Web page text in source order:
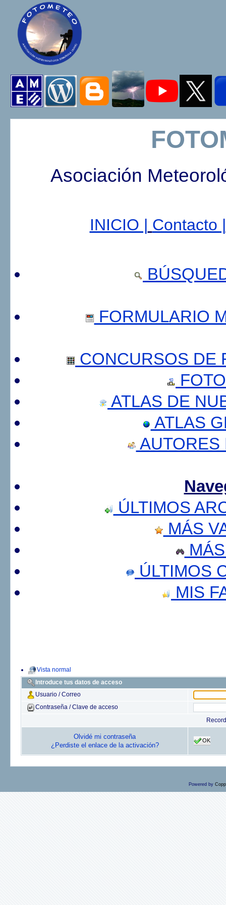
Asociación
INICIO | Contacto |
FORMULARIO
CONCURSOS DE
ATLAS DE
ATLAS
AUTORES
ÚLTIMOS
MÁS
ÚLTIMOS
MIS
Vista normal
Introduce tus datos de acceso
Usuario / Correo
Contraseña / Clave de acceso
Olvidé mi contraseña
¿Perdiste el enlace de la activación?
OK
Powered by